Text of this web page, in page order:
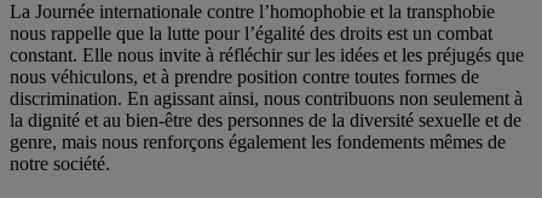
La Journée internationale contre l’homophobie et la transphobie
nous rappelle que la lutte pour l’égalité des droits est un combat
constant. Elle nous invite à réfléchir sur les idées et les préjugés que
nous véhiculons, et à prendre position contre toutes formes de
discrimination. En agissant ainsi, nous contribuons non seulement à
la dignité et au bien-être des personnes de la diversité sexuelle et de
genre, mais nous renforçons également les fondements mêmes de
notre société.